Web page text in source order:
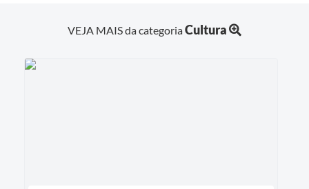
VEJA MAIS da categoriaCultura